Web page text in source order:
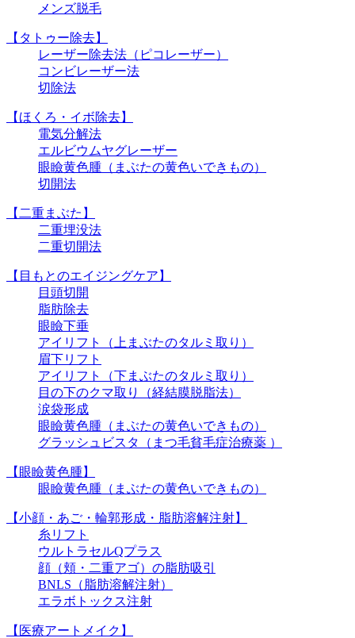
メンズ脱毛
【タトゥー除去】
レーザー除去法（ピコレーザー）
コンビレーザー法
切除法
【ほくろ・イボ除去】
電気分解法
エルビウムヤグレーザー
眼瞼黄色腫（まぶたの黄色いできもの）
切開法
【二重まぶた】
二重埋没法
二重切開法
【目もとのエイジングケア】
目頭切開
脂肪除去
眼瞼下垂
アイリフト（上まぶたのタルミ取り）
眉下リフト
アイリフト（下まぶたのタルミ取り）
目の下のクマ取り（経結膜脱脂法）
涙袋形成
眼瞼黄色腫（まぶたの黄色いできもの）
グラッシュビスタ（まつ毛貧毛症治療薬 ）
【眼瞼黄色腫】
眼瞼黄色腫（まぶたの黄色いできもの）
【小顔・あご・輪郭形成・脂肪溶解注射】
糸リフト
ウルトラセルQプラス
顔（頬・二重アゴ）の脂肪吸引
BNLS（脂肪溶解注射）
エラボトックス注射
【医療アートメイク】